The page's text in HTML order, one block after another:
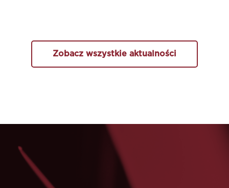
Zobacz wszystkie aktualności